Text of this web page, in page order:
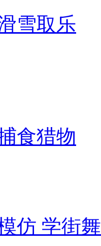
雪取乐
食猎物
仿 学街